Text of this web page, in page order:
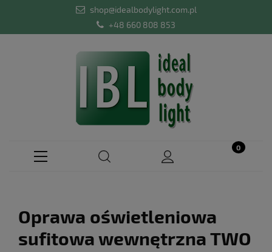
shop@idealbodylight.com.pl
+48 660 808 853
Oprawa oświetleniowa
sufitowa wewnętrzna TWO